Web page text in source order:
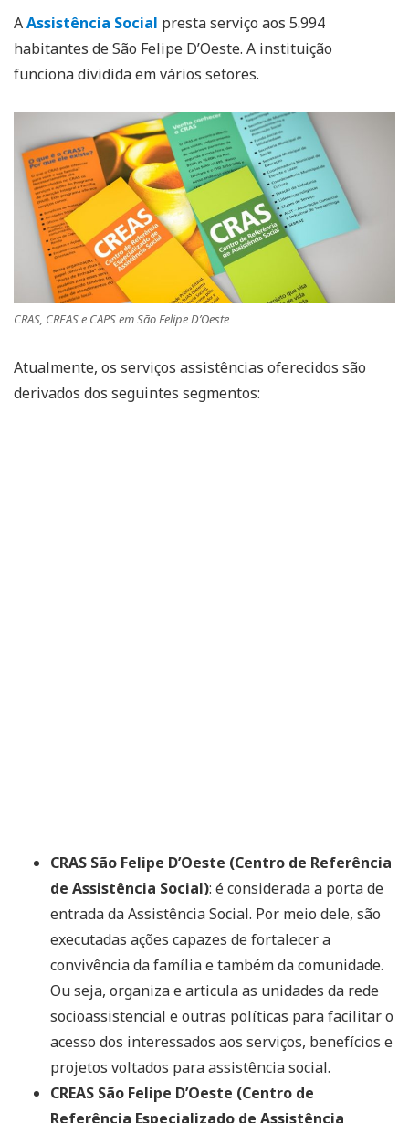
AAssistência Social presta serviço aos 5.994
habitantes de São Felipe D’Oeste. A instituição
funciona dividida em vários setores.
CRAS, CREAS e CAPS em São Felipe D’Oeste
Atualmente, os serviços assistências oferecidos são
derivados dos seguintes segmentos:
CRAS São Felipe D’Oeste (Centro de Referência
de Assistência Social): é considerada a porta de
entrada da Assistência Social. Por meio dele, são
executadas ações capazes de fortalecer a
convivência da família e também da comunidade.
Ou seja, organiza e articula as unidades da rede
socioassistencial e outras políticas para facilitar o
acesso dos interessados aos serviços, benefícios e
projetos voltados para assistência social.
CREAS São Felipe D’Oeste (Centro de
Referência Especializado de Assistência